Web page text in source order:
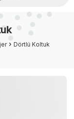
Dörtlü Koltuk